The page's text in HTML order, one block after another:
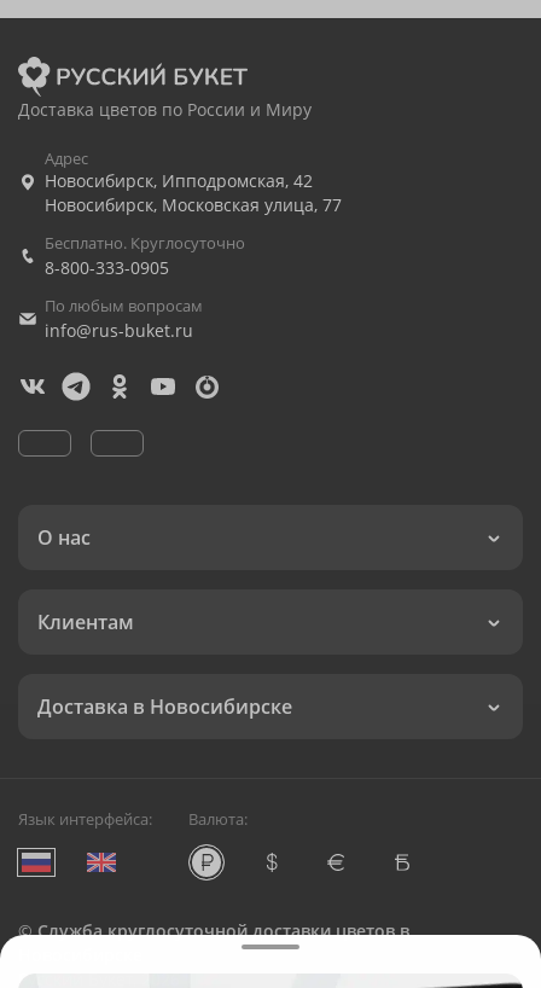
Доставка цветов по России и Миру
Адрес
Новосибирск, Ипподромская, 42
Новосибирск, Московская улица, 77
Бесплатно. Круглосуточно
8-800-333-0905
По любым вопросам
info@rus-buket.ru
О нас
Клиентам
Доставка в Новосибирске
Язык интерфейса: Валюта:
©Служба круглосуточной доставки цветов в
Русский Букет, 2026